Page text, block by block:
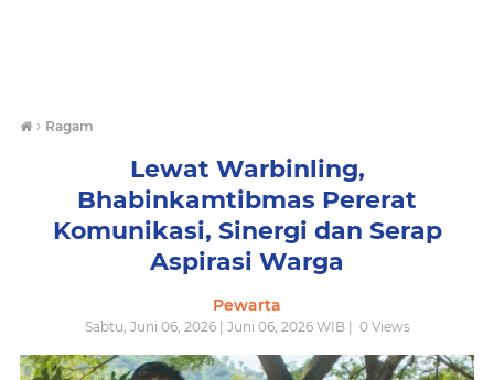
› Ragam
Lewat Warbinling,
Bhabinkamtibmas Pererat
Komunikasi, Sinergi dan Serap
Aspirasi Warga
Pewarta
Sabtu, Juni 06, 2026 | Juni 06, 2026 WIB | 0Views